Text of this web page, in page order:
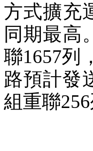
方式擴充
同期最高
聯1657列
路預計發
組重聯256